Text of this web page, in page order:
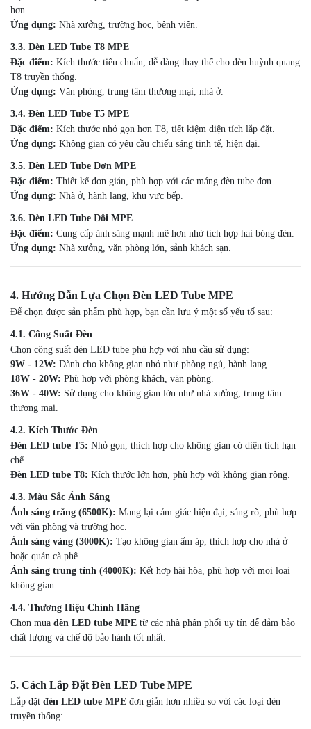
hơn.
Ứng dụng: Nhà xưởng, trường học, bệnh viện.
3.3. Đèn LED Tube T8 MPE
Đặc điểm: Kích thước tiêu chuẩn, dễ dàng thay thế cho đèn huỳnh quang
T8 truyền thống.
Ứng dụng: Văn phòng, trung tâm thương mại, nhà ở.
3.4. Đèn LED Tube T5 MPE
Đặc điểm: Kích thước nhỏ gọn hơn T8, tiết kiệm diện tích lắp đặt.
Ứng dụng: Không gian có yêu cầu chiếu sáng tinh tế, hiện đại.
3.5. Đèn LED Tube Đơn MPE
Đặc điểm: Thiết kế đơn giản, phù hợp với các máng đèn tube đơn.
Ứng dụng: Nhà ở, hành lang, khu vực bếp.
3.6. Đèn LED Tube Đôi MPE
Đặc điểm: Cung cấp ánh sáng mạnh mẽ hơn nhờ tích hợp hai bóng đèn.
Ứng dụng: Nhà xưởng, văn phòng lớn, sảnh khách sạn.
4. Hướng Dẫn Lựa Chọn Đèn LED Tube MPE
Để chọn được sản phẩm phù hợp, bạn cần lưu ý một số yếu tố sau:
4.1. Công Suất Đèn
Chọn công suất đèn LED tube phù hợp với nhu cầu sử dụng:
9W - 12W: Dành cho không gian nhỏ như phòng ngủ, hành lang.
18W - 20W: Phù hợp với phòng khách, văn phòng.
36W - 40W: Sử dụng cho không gian lớn như nhà xưởng, trung tâm
thương mại.
4.2. Kích Thước Đèn
Đèn LED tube T5: Nhỏ gọn, thích hợp cho không gian có diện tích hạn
chế.
Đèn LED tube T8: Kích thước lớn hơn, phù hợp với không gian rộng.
4.3. Màu Sắc Ánh Sáng
Ánh sáng trắng (6500K): Mang lại cảm giác hiện đại, sáng rõ, phù hợp
với văn phòng và trường học.
Ánh sáng vàng (3000K): Tạo không gian ấm áp, thích hợp cho nhà ở
hoặc quán cà phê.
Ánh sáng trung tính (4000K): Kết hợp hài hòa, phù hợp với mọi loại
không gian.
4.4. Thương Hiệu Chính Hãng
Chọn mua đèn LED tube MPE từ các nhà phân phối uy tín để đảm bảo
chất lượng và chế độ bảo hành tốt nhất.
5. Cách Lắp Đặt Đèn LED Tube MPE
Lắp đặt đèn LED tube MPE đơn giản hơn nhiều so với các loại đèn
truyền thống: